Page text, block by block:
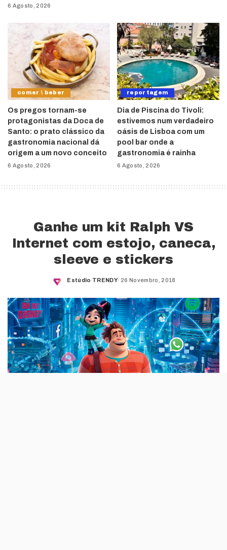
6 Agosto, 2026
comer \ beber
Os pregos tornam-se
protagonistas da Doca de
Santo: o prato clássico da
gastronomia nacional dá
origem a um novo conceito
6 Agosto, 2026
reportagem
Dia de Piscina do Tivoli:
estivemos num verdadeiro
oásis de Lisboa com um
pool bar onde a
gastronomia é rainha
6 Agosto, 2026
Ganhe um kit Ralph VS
Internet com estojo, caneca,
sleeve e stickers
Posted
Estúdio TRENDY 26 Novembro, 2018